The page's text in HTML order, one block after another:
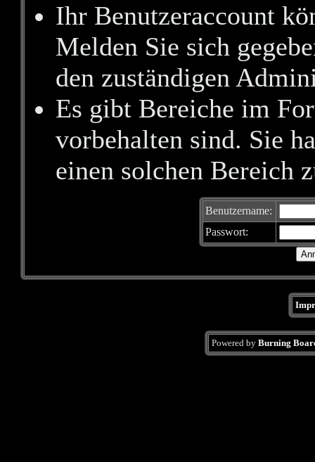
Ihr Benutzeraccount
Melden Sie sich
den zuständigen
Es gibt Bereiche im
vorbehalten sind. Sie
einen solchen Bereich
Benutzername:
Passwort:
Powered by Burning